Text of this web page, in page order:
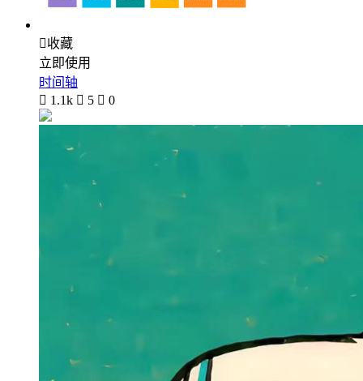
收藏
立即使用
时间轴
 1.1k  5  0